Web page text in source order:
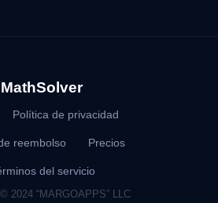
MathSolver
Política de privacidad
reembolso Precios
del servicio
2024 “MARGOAPPS” LLC